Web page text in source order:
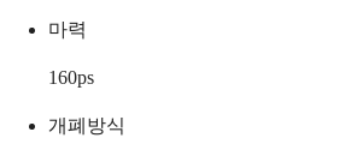
마력
160ps
개폐방식